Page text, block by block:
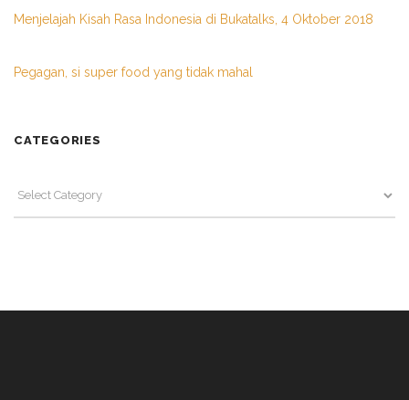
Menjelajah Kisah Rasa Indonesia di Bukatalks, 4 Oktober 2018
Pegagan, si super food yang tidak mahal
CATEGORIES